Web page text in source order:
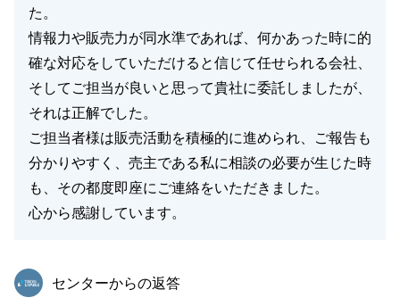
た。
情報力や販売力が同水準であれば、何かあった時に的
確な対応をしていただけると信じて任せられる会社、
そしてご担当が良いと思って貴社に委託しましたが、
それは正解でした。
ご担当者様は販売活動を積極的に進められ、ご報告も
分かりやすく、売主である私に相談の必要が生じた時
も、その都度即座にご連絡をいただきました。
心から感謝しています。
東急リバブル
センターからの返答